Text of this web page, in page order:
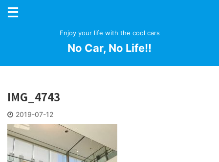
Enjoy your life with the cool cars
No Car, No Life!!
IMG_4743
2019-07-12